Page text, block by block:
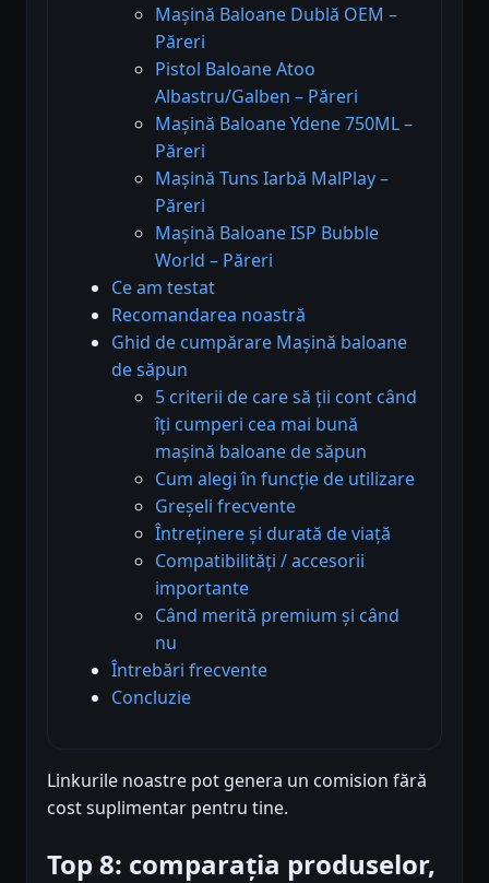
Mașină Baloane Dublă OEM –
Păreri
Pistol Baloane Atoo
Albastru/Galben – Păreri
Mașină Baloane Ydene 750ML –
Păreri
Mașină Tuns Iarbă MalPlay –
Păreri
Mașină Baloane ISP Bubble
World – Păreri
Ce am testat
Recomandarea noastră
Ghid de cumpărare Mașină baloane
de săpun
5 criterii de care să ții cont când
îți cumperi cea mai bună
mașină baloane de săpun
Cum alegi în funcție de utilizare
Greșeli frecvente
Întreținere și durată de viață
Compatibilități / accesorii
importante
Când merită premium și când
nu
Întrebări frecvente
Concluzie
Linkurile noastre pot genera un comision fără
cost suplimentar pentru tine.
Top 8: comparația produselor,